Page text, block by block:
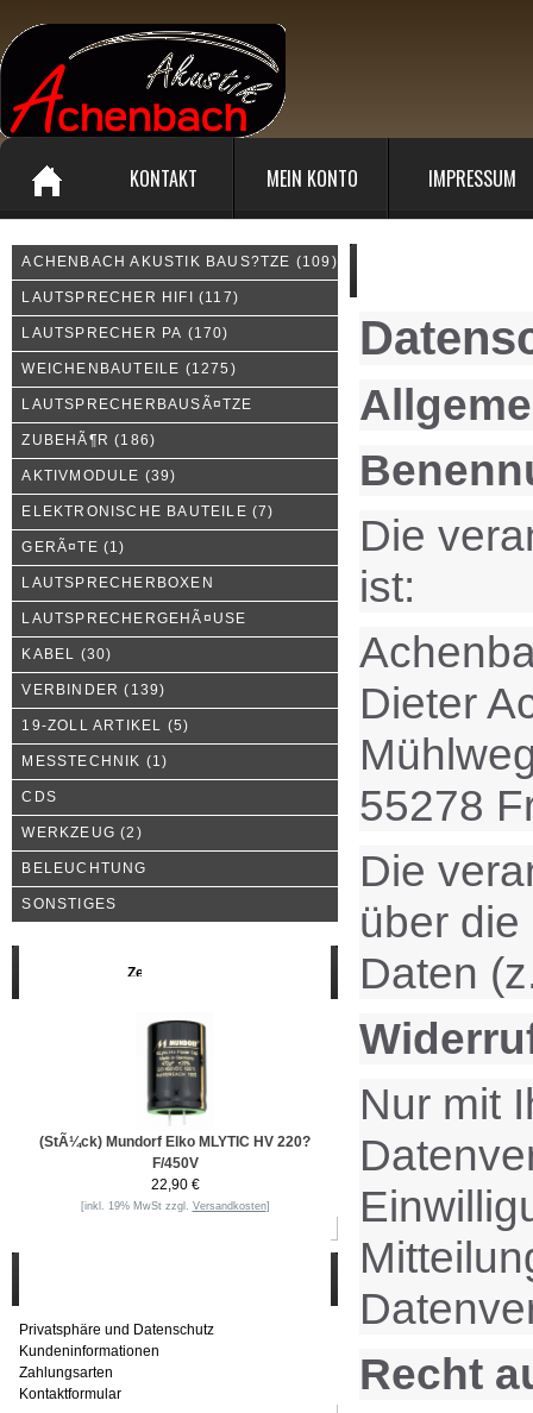
KONTAKT MEIN KONTO IMPRESSUM
ACHENBACH AKUSTIK BAUS?TZE (109)
LAUTSPRECHER HIFI (117)
LAUTSPRECHER PA (170)
WEICHENBAUTEILE (1275)
LAUTSPRECHERBAUSÃ¤TZE
ZUBEHÃ¶R (186)
AKTIVMODULE (39)
ELEKTRONISCHE BAUTEILE (7)
GERÃ¤TE (1)
LAUTSPRECHERBOXEN
LAUTSPRECHERGEHÃ¤USE
KABEL (30)
VERBINDER (139)
19-ZOLL ARTIKEL (5)
MESSTECHNIK (1)
CDS
WERKZEUG (2)
BELEUCHTUNG
SONSTIGES
(StÃ¼ck) Mundorf Elko MLYTIC HV 220?
F/450V
22,90 €
[inkl. 19% MwSt zzgl. Versandkosten]
Privatsphäre und Datenschutz
Kundeninformationen
Zahlungsarten
Kontaktformular
Die
ist:
Dieter
55278
Die
über
Daten
Nur mit
Recht